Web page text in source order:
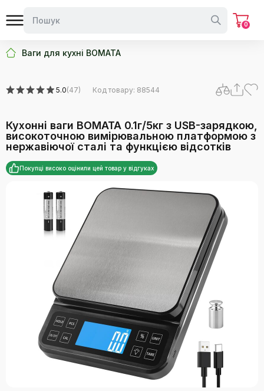
0
Ваги для кухні BOMATA
5.0(47) Код товару: 88544
Кухонні ваги BOMATA 0.1г/5кг з USB-зарядкою,
високоточною вимірювальною платформою з
нержавіючої сталі та функцією відсотків
Покупці високо оцінили цей товар у відгуках